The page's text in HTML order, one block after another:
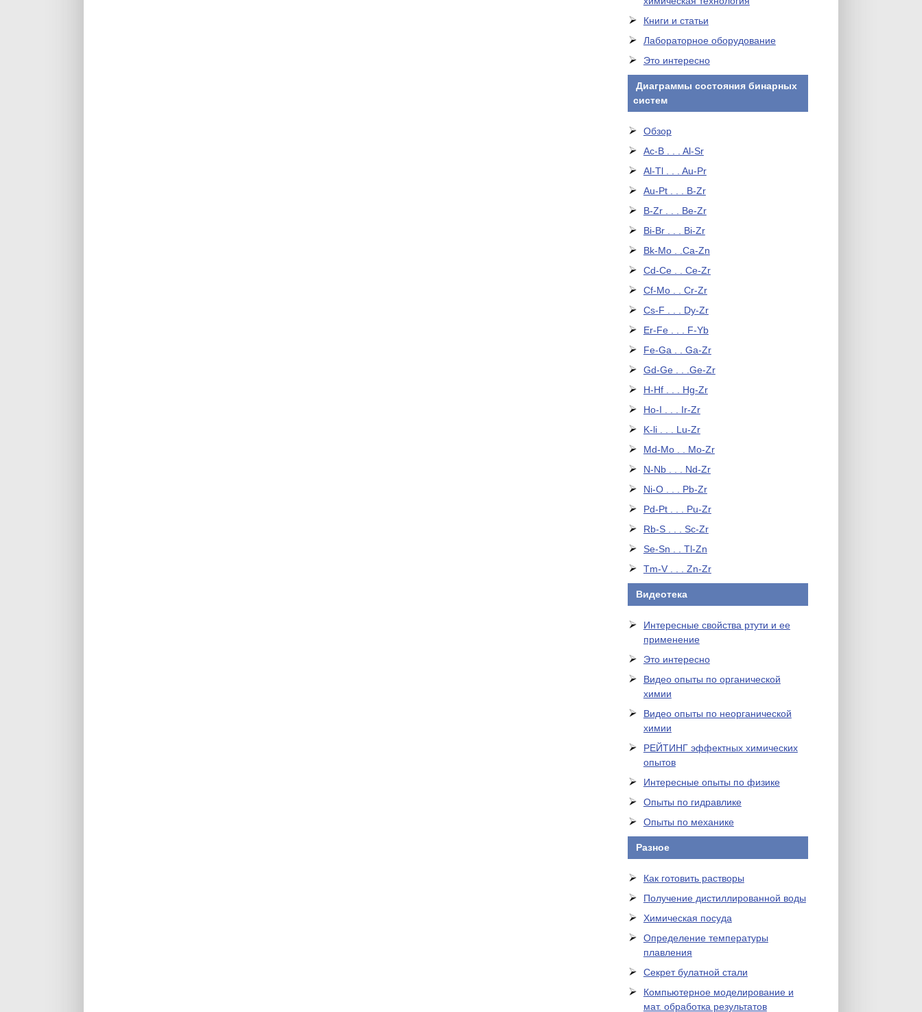
Книги и статьи
Лабораторное оборудование
Это интересно
Диаграммы состояния бинарных
систем
Обзор
Ac-B . . . Al-Sr
Al-Tl . . . Au-Pr
Au-Pt . . . B-Zr
B-Zr . . . Be-Zr
Bi-Br . . . Bi-Zr
Bk-Mo . .Ca-Zn
Cd-Ce . . Ce-Zr
Cf-Mo . . Cr-Zr
Cs-F . . . Dy-Zr
Er-Fe . . . F-Yb
Fe-Ga . . Ga-Zr
Gd-Ge . . .Ge-Zr
H-Hf . . . Hg-Zr
Ho-I . . . Ir-Zr
K-li . . . Lu-Zr
Md-Mo . . Mo-Zr
N-Nb . . . Nd-Zr
Ni-O . . . Pb-Zr
Pd-Pt . . . Pu-Zr
Rb-S . . . Sc-Zr
Se-Sn . . Tl-Zn
Tm-V . . . Zn-Zr
Видеотека
Интересные свойства ртути и ее
применение
Это интересно
Видео опыты по органической
химии
Видео опыты по неорганической
химии
РЕЙТИНГ эффектных химических
опытов
Интересные опыты по физике
Опыты по гидравлике
Опыты по механике
Разное
Как готовить растворы
Получение дистиллированной воды
Химическая посуда
Определение температуры
плавления
Секрет булатной стали
Компьютерное моделирование и
мат. обработка результатов